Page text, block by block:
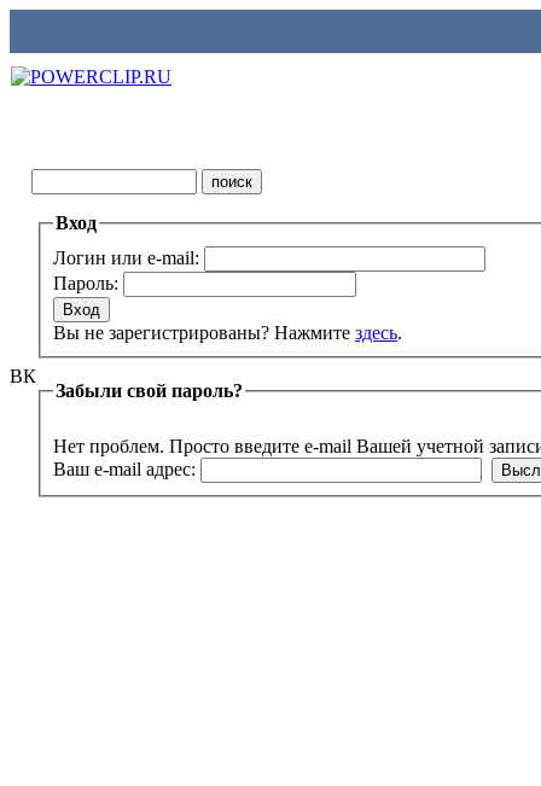
ВК
Вход
Логин или e-mail:
Пароль:
Вы не зарегистрированы? Нажмите здесь.
Забыли свой пароль?
Нет проблем. Просто введите e-mail Вашей учетной
Ваш e-mail адрес: